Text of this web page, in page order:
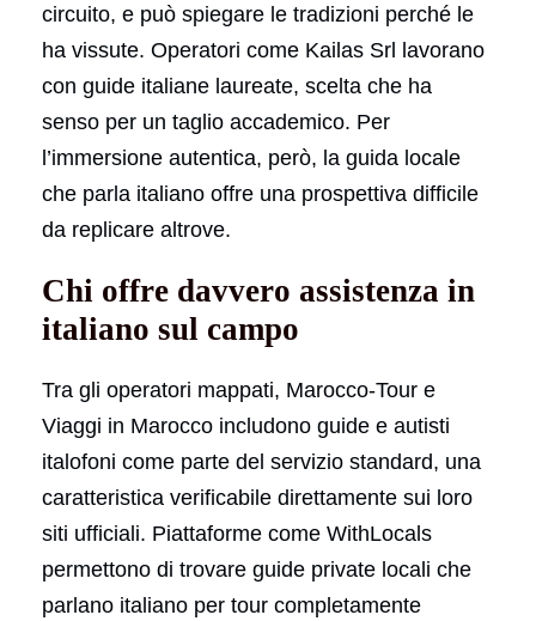
circuito, e può spiegare le tradizioni perché le
ha vissute. Operatori come Kailas Srl lavorano
con guide italiane laureate, scelta che ha
senso per un taglio accademico. Per
l’immersione autentica, però, la guida locale
che parla italiano offre una prospettiva difficile
da replicare altrove.
Chi offre davvero assistenza in
italiano sul campo
Tra gli operatori mappati, Marocco-Tour e
Viaggi in Marocco includono guide e autisti
italofoni come parte del servizio standard, una
caratteristica verificabile direttamente sui loro
siti ufficiali. Piattaforme come WithLocals
permettono di trovare guide private locali che
parlano italiano per tour completamente